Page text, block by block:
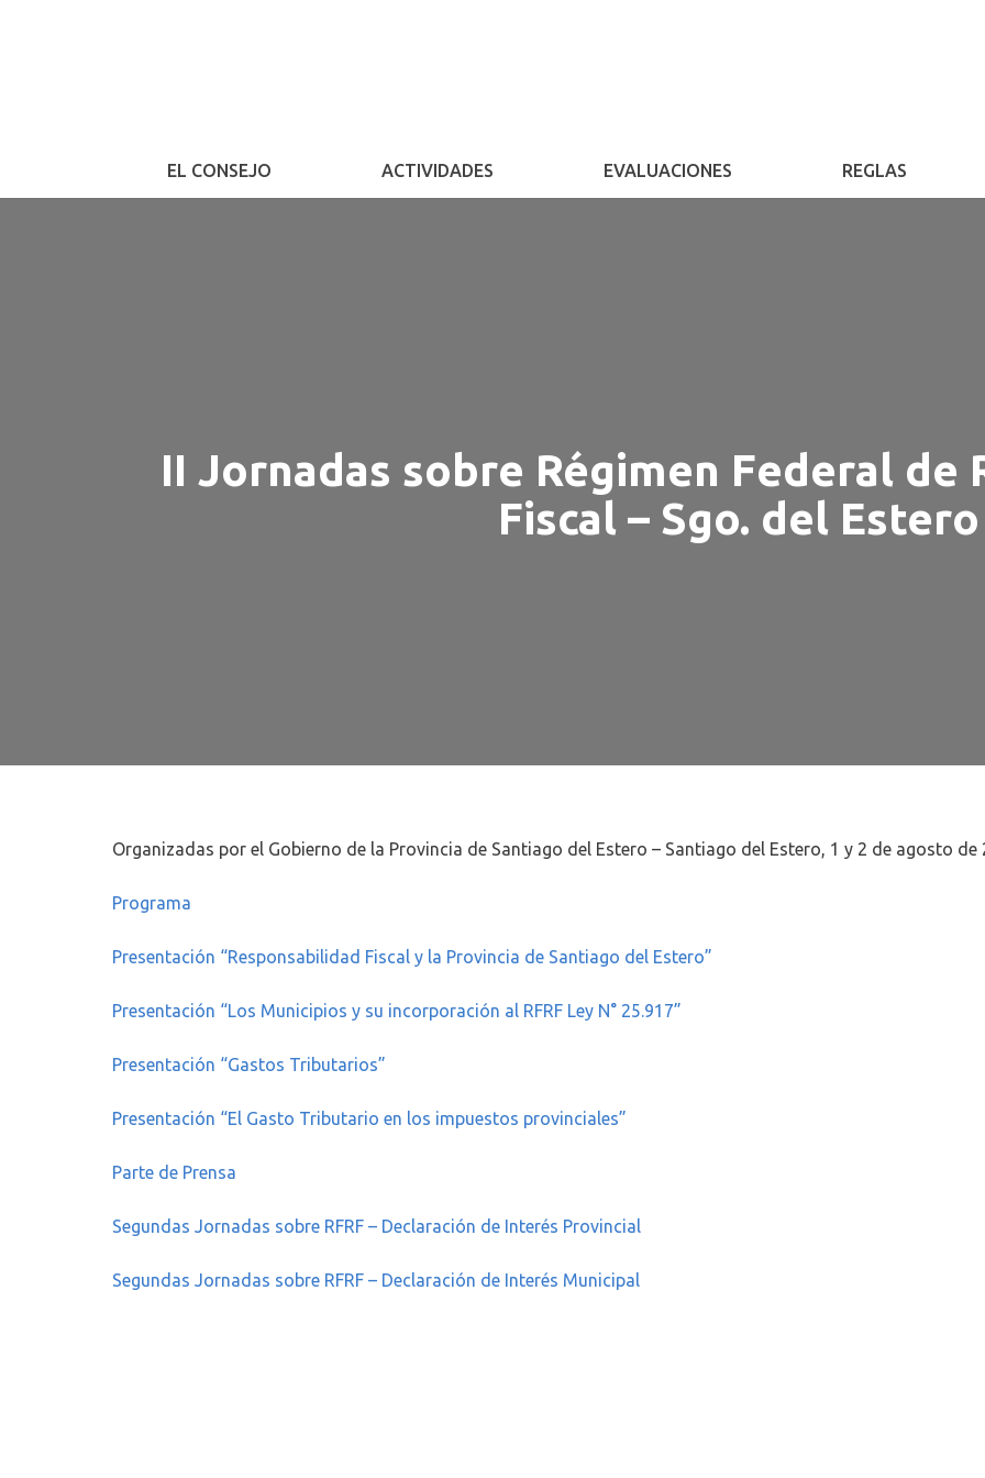
EL CONSEJO ACTIVIDADES EVALUACIONES REGLAS
II Jornadas sobre Régimen Federal de
Fiscal – Sgo. del Estero
Organizadas por el Gobierno de la Provincia de Santiago del Estero – Santiago del Estero, 1 y 2 de agosto de
Programa
Presentación “Responsabilidad Fiscal y la Provincia de Santiago del Estero”
Presentación “Los Municipios y su incorporación al RFRF Ley N° 25.917”
Presentación “Gastos Tributarios”
Presentación “El Gasto Tributario en los impuestos provinciales”
Parte de Prensa
Segundas Jornadas sobre RFRF – Declaración de Interés Provincial
Segundas Jornadas sobre RFRF – Declaración de Interés Municipal